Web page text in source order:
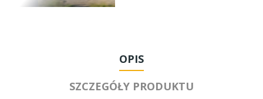
OPIS
SZCZEGÓŁY PRODUKTU